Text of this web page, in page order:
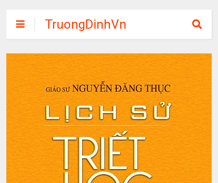
TruongDinhVn
Chia sẽ ebook,
các khóa học,
tập miễn phí